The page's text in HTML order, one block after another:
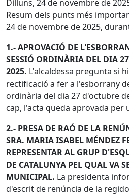
Dilluns, 24 de novembre de
Resum dels punts més
24 de novembre de 2025,
1.-APROVACIÓ DE
SESSIÓ ORDINÀRIA DEL DIA
2025. L'alcaldessa pregunta si
rectificació a fer a l'esborrany
ordinària del dia 27 d'octubre
cap, l'acta queda aprovada per
2.- PRESA DE RAÓ DE LA
SRA. MARIA ISABEL MÉNDEZ
REPRESENTAR AL GRUP
DE CATALUNYA PEL QUAL VA
MUNICIPAL. La presidenta
d'escrit de renúncia de la